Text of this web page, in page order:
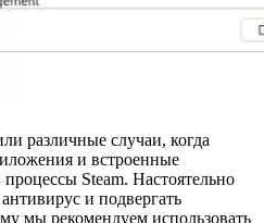
различные случаи, когда
и встроенные
Steam. Настоятельно
и подвергать
мы рекомендуем использовать